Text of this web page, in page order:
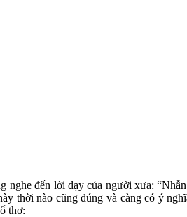
đến lời dạy của người xưa:
thời nào cũng đúng và càng có ý
thơ: